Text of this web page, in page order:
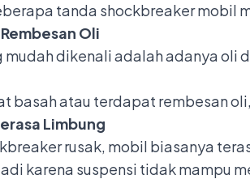
tanda shockbreaker mobil
Oli
mudah dikenali adalah adanya oli
basah atau terdapat rembesan
Limbung
rusak, mobil biasanya
karena suspensi tidak mampu